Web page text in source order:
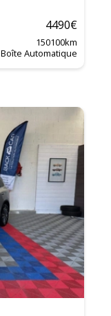
4490€
150100km
Boîte Automatique